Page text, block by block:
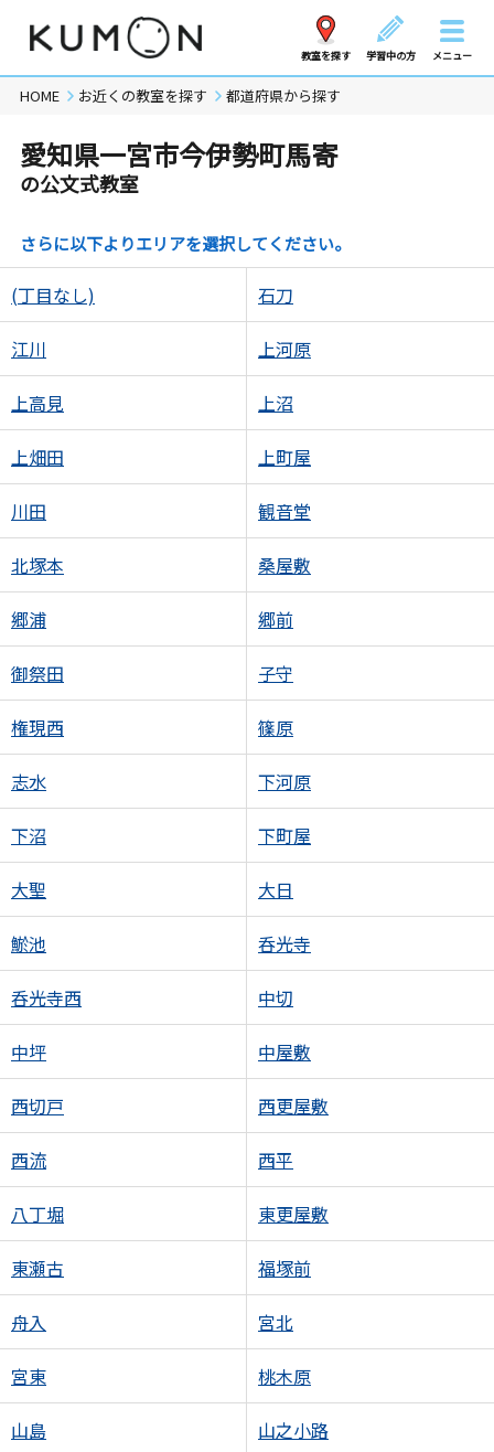
教室を探す 学習中の方 メニュー
HOME お近くの教室を探す 都道府県から探す
愛知県一宮市今伊勢町馬寄
の公文式教室
さらに以下よりエリアを選択してください。
(丁目なし) 石刀
江川 上河原
上高見 上沼
上畑田 上町屋
川田 観音堂
北塚本 桑屋敷
郷浦 郷前
御祭田 子守
権現西 篠原
志水 下河原
下沼 下町屋
大聖 大日
鯲池 呑光寺
呑光寺西 中切
中坪 中屋敷
西切戸 西更屋敷
西流 西平
八丁堀 東更屋敷
東瀬古 福塚前
舟入 宮北
宮東 桃木原
山島 山之小路